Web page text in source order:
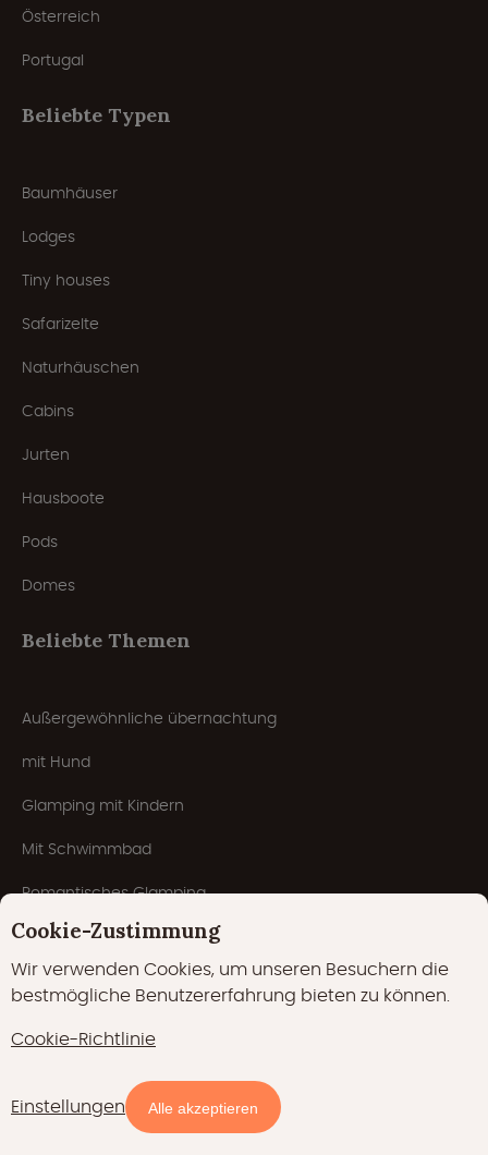
Verfügbarkeit und Preise
Österreich
Portugal
Beliebte Typen
Baumhäuser
Lodges
Tiny houses
Safarizelte
Naturhäuschen
Cabins
Jurten
Hausboote
Pods
Domes
Beliebte Themen
Außergewöhnliche übernachtung
mit Hund
Glamping mit Kindern
Mit Schwimmbad
Romantisches Glamping
5-Sterne-Campingplatz
Winterglamping
Für Gruppen
Cookie-Zustimmung
Wir verwenden Cookies, um unseren Besuchern die
bestmögliche Benutzererfahrung bieten zu können.
Cookie-Richtlinie
Einstellungen Alle akzeptieren